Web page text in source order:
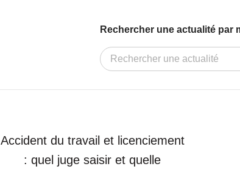
Rechercher une actualité par
Accident du travail et licenciement
: quel juge saisir et quelle